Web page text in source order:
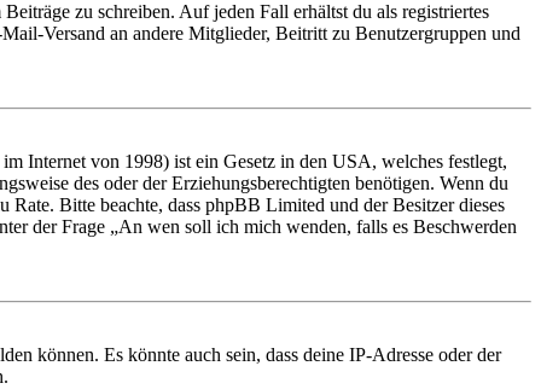
zu schreiben. Auf jeden Fall erhältst du als registriertes
Versand an andere Mitglieder, Beitritt zu Benutzergruppen und
Internet von 1998) ist ein Gesetz in den USA, welches festlegt,
des oder der Erziehungsberechtigten benötigen. Wenn du
Bitte beachte, dass phpBB Limited und der Besitzer dieses
der Frage „An wen soll ich mich wenden, falls es Beschwerden
können. Es könnte auch sein, dass deine IP-Adresse oder der